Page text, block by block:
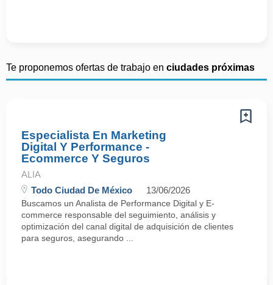
Te proponemos ofertas de trabajo en ciudades próximas
Especialista En Marketing
Digital Y Performance -
Ecommerce Y Seguros
ALIA
Todo Ciudad De México 13/06/2026
Buscamos un Analista de Performance Digital y E-
commerce responsable del seguimiento, análisis y
optimización del canal digital de adquisición de clientes
para seguros, asegurando ...